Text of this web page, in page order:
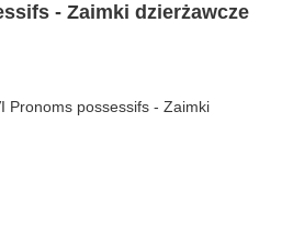
- Zaimki dzierżawcze